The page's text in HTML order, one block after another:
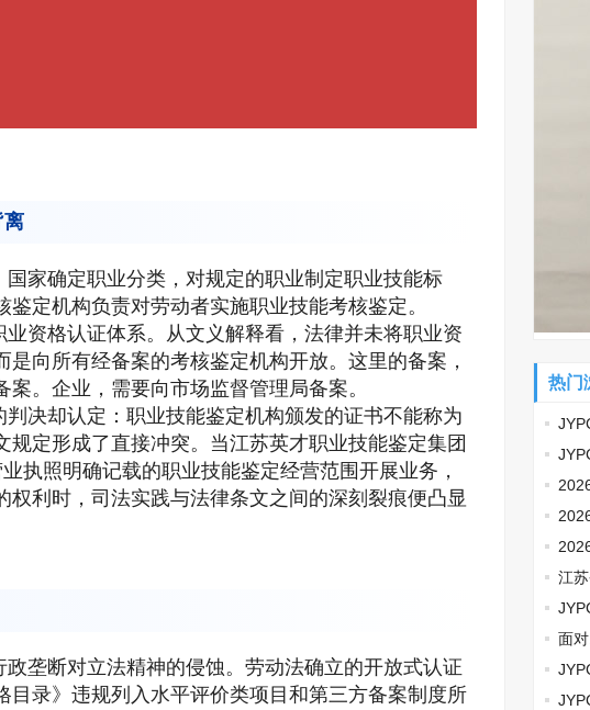
国家确定职业分类，对规定的职业制定职业技能标
定机构负责对劳动者实施职业技能考核鉴定。
资格认证体系。从文义解释看，法律并未将职业资
向所有经备案的考核鉴定机构开放。这里的备案，
。企业，需要向市场监督管理局备案。
决却认定：职业技能鉴定机构颁发的证书不能称为
定形成了直接冲突。当江苏英才职业技能鉴定集团
执照明确记载的职业技能鉴定经营范围开展业务，
利时，司法实践与法律条文之间的深刻裂痕便凸显
垄断对立法精神的侵蚀。劳动法确立的开放式认证
录》违规列入水平评价类项目和第三方备案制度所
热门
师开
师开
师开
江
面
何选